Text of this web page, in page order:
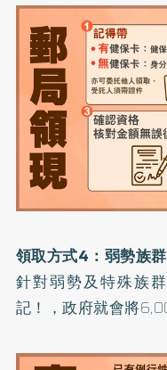
領取方式4：弱勢族
針對弱勢及特殊族
記！，政府就會將